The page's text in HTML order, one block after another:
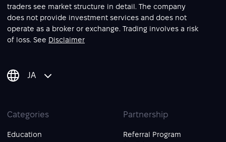
traders see market structure in detail. The company
does not provide investment services and does not
operate as a broker or exchange. Trading involves a risk
of loss. See Disclaimer
JA
Categories
Education
Partnership
Referral Program